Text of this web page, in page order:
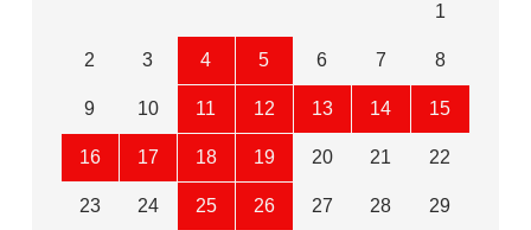
1
2 3 4 5 6 7 8
9 10 11 12 13 14 15
16 17 18 19 20 21 22
23 24 25 26 27 28 29